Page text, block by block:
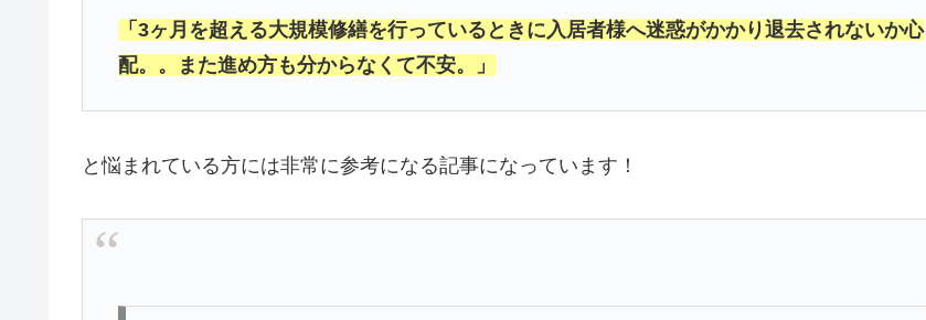
「3ヶ月を超える大規模修繕を行っているときに入居者様へ迷惑がかかり退去されないか心
配。。また進め方も分からなくて不安。」
と悩まれている方には非常に参考になる記事になっています！